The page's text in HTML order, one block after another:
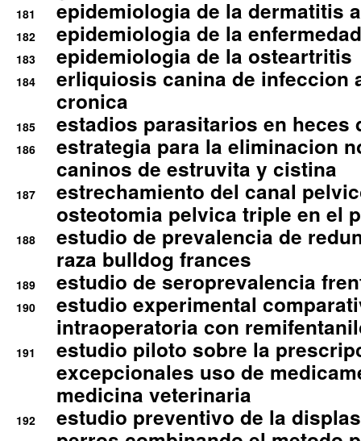
181 epidemiologia de la dermatitis
182 epidemiologia de la
183 epidemiologia de la osteartritis
184
erliquiosis canina de infeccion
cronica
185 estadios parasitarios en heces
186
estrategia para la eliminacion
caninos de estruvita y cistina
187
estrechamiento del canal
osteotomia pelvica triple en el
188
estudio de prevalencia de
raza bulldog frances
189 estudio de seroprevalencia
190
estudio experimental
intraoperatoria con
191
estudio piloto sobre la
excepcionales uso de
medicina veterinaria
192
estudio preventivo de la